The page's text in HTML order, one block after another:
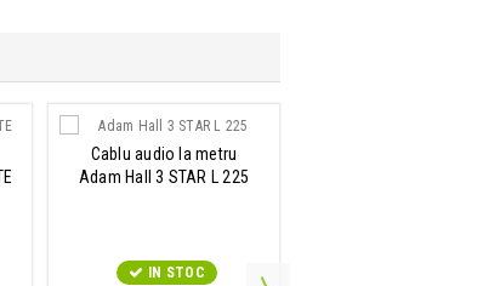
Cablu audio la metru
Adam Hall 3 STAR L 225
IN STOC